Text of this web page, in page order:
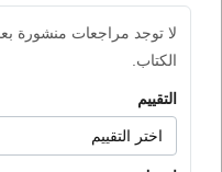
لا توجد مراجعات منشورة
الكتاب.
التقييم